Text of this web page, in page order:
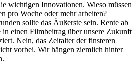
wichtigen Innovationen. Wieso müssen
pro Woche oder mehr arbeiten?
sollte das Äußerste sein. Rente ab
einen Filmbeitrag über unsere Zukunft
Nein, das Zeitalter der finsteren
vorbei. Wir hängen ziemlich hinter